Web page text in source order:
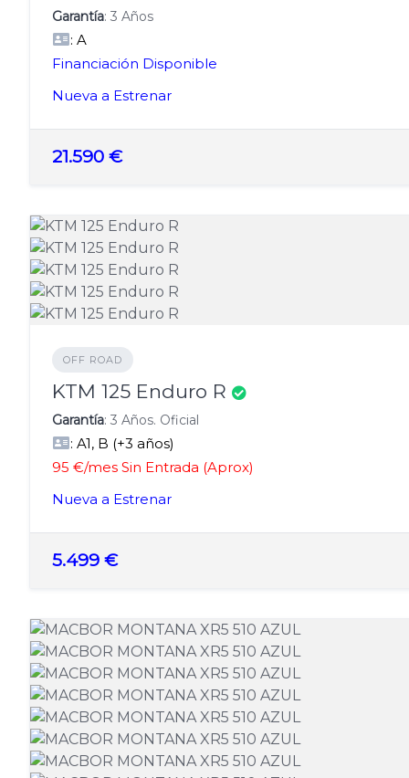
Garantía: 3 Años
: A
Financiación Disponible
Nueva a Estrenar
21.590 €
OFF ROAD
KTM 125 Enduro R
Garantía: 3 Años. Oficial
: A1, B (+3 años)
95 €/mes Sin Entrada (Aprox)
Nueva a Estrenar
5.499 €